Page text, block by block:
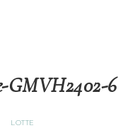
GMVH2402-6
LOTTE